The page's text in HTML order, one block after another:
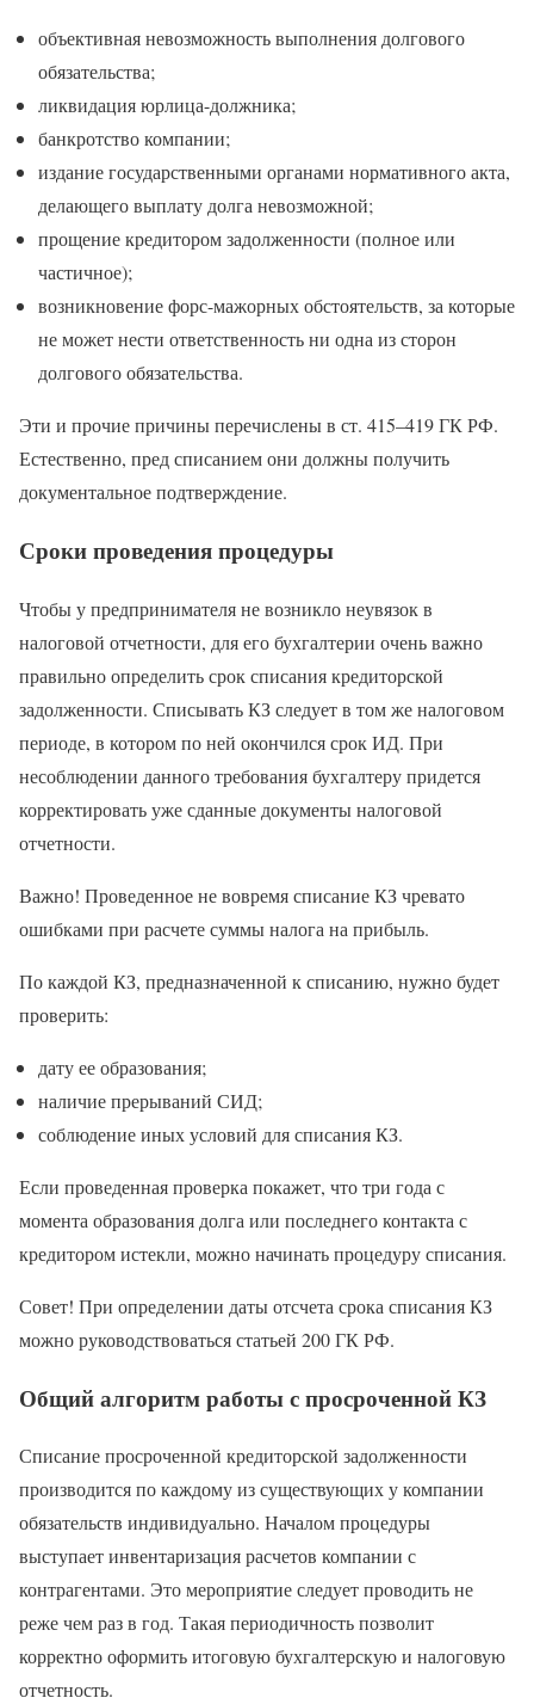
объективная невозможность выполнения долгового
обязательства;
ликвидация юрлица-должника;
банкротство компании;
издание государственными органами нормативного акта,
делающего выплату долга невозможной;
прощение кредитором задолженности (полное или
частичное);
возникновение форс-мажорных обстоятельств, за которые
не может нести ответственность ни одна из сторон
долгового обязательства.
Эти и прочие причины перечислены в ст. 415–419 ГК РФ.
Естественно, пред списанием они должны получить
документальное подтверждение.
Сроки проведения процедуры
Чтобы у предпринимателя не возникло неувязок в
налоговой отчетности, для его бухгалтерии очень важно
правильно определить срок списания кредиторской
задолженности. Списывать КЗ следует в том же налоговом
периоде, в котором по ней окончился срок ИД. При
несоблюдении данного требования бухгалтеру придется
корректировать уже сданные документы налоговой
отчетности.
Важно! Проведенное не вовремя списание КЗ чревато
ошибками при расчете суммы налога на прибыль.
По каждой КЗ, предназначенной к списанию, нужно будет
проверить:
дату ее образования;
наличие прерываний СИД;
соблюдение иных условий для списания КЗ.
Если проведенная проверка покажет, что три года с
момента образования долга или последнего контакта с
кредитором истекли, можно начинать процедуру списания.
Совет! При определении даты отсчета срока списания КЗ
можно руководствоваться статьей 200 ГК РФ.
Общий алгоритм работы с просроченной КЗ
Списание просроченной кредиторской задолженности
производится по каждому из существующих у компании
обязательств индивидуально. Началом процедуры
выступает инвентаризация расчетов компании с
контрагентами. Это мероприятие следует проводить не
реже чем раз в год. Такая периодичность позволит
корректно оформить итоговую бухгалтерскую и налоговую
отчетность.